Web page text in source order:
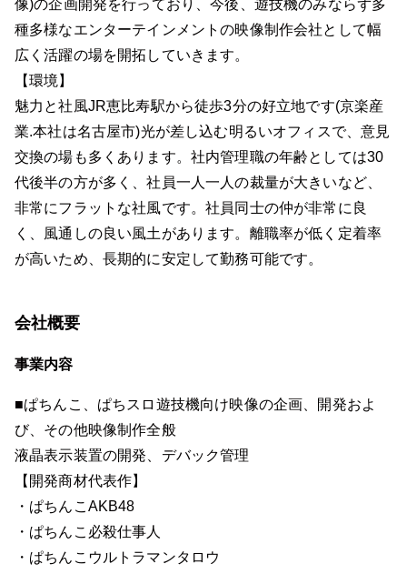
像)の企画開発を行っており、今後、遊技機のみならず多
種多様なエンターテインメントの映像制作会社として幅
広く活躍の場を開拓していきます。
【環境】
魅力と社風JR恵比寿駅から徒歩3分の好立地です(京楽産
業.本社は名古屋市)光が差し込む明るいオフィスで、意見
交換の場も多くあります。社内管理職の年齢としては30
代後半の方が多く、社員一人一人の裁量が大きいなど、
非常にフラットな社風です。社員同士の仲が非常に良
く、風通しの良い風土があります。離職率が低く定着率
が高いため、長期的に安定して勤務可能です。
会社概要
事業内容
■ぱちんこ、ぱちスロ遊技機向け映像の企画、開発およ
び、その他映像制作全般
液晶表示装置の開発、デバック管理
【開発商材代表作】
・ぱちんこAKB48
・ぱちんこ必殺仕事人
・ぱちんこウルトラマンタロウ